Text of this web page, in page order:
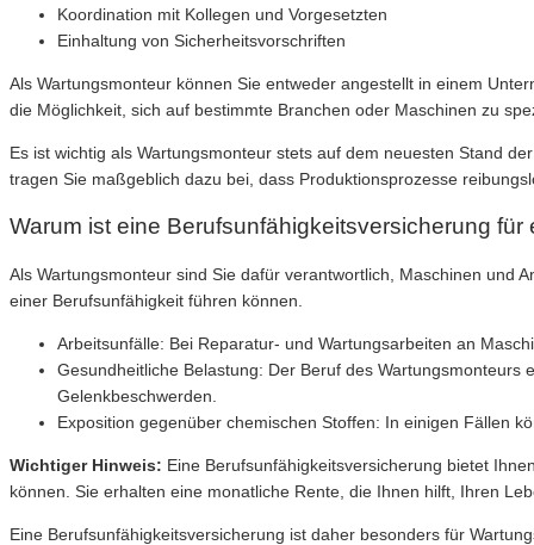
Koordination mit Kollegen und Vorgesetzten
Einhaltung von Sicherheitsvorschriften
Als Wartungsmonteur können Sie entweder angestellt in einem
die Möglichkeit, sich auf bestimmte Branchen oder Maschinen zu
Es ist wichtig als Wartungsmonteur stets auf dem neuesten Stand
tragen Sie maßgeblich dazu bei, dass Produktionsprozesse
Warum ist eine Berufsunfähigkeitsversicherung
Als Wartungsmonteur sind Sie dafür verantwortlich, Maschinen und
einer Berufsunfähigkeit führen können.
Arbeitsunfälle: Bei Reparatur- und Wartungsarbeiten an
Gesundheitliche Belastung: Der Beruf des
Gelenkbeschwerden.
Exposition gegenüber chemischen Stoffen: In einigen Fällen
Wichtiger Hinweis: Eine Berufsunfähigkeitsversicherung bietet
können. Sie erhalten eine monatliche Rente, die Ihnen hilft, Ihren
Eine Berufsunfähigkeitsversicherung ist daher besonders für